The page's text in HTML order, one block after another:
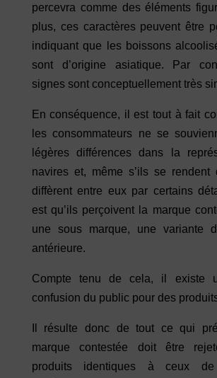
percevra comme des éléments
plus, ces caractères peuvent être
indiquant que les boissons
sont d’origine asiatique. Par
signes sont conceptuellement très
En conséquence, il est tout à fait
les consommateurs ne se
légères différences dans la
navires et, même s’ils se rendent
diffèrent entre eux par certains
est qu’ils perçoivent la marque
une sous marque, une variante
antérieure.
Compte tenu de cela, il existe
confusion du public pour des
Il résulte donc de tout ce qui
marque contestée doit être
produits identiques à ceux